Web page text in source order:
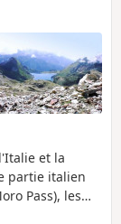
et la
partie italien
Pass), les